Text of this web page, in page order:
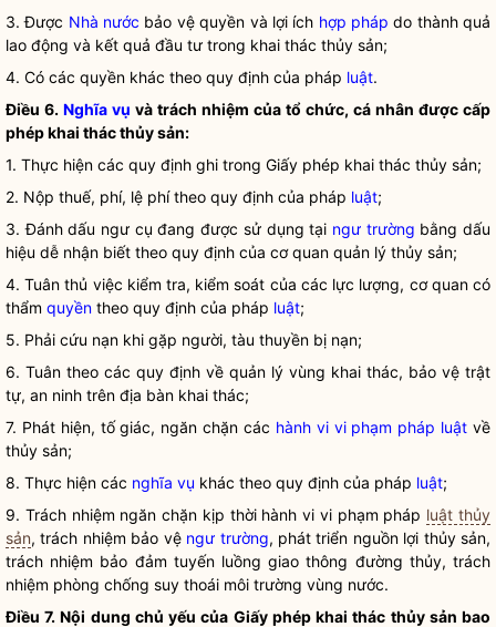
3. Được Nhà nước bảo vệ quyền và lợi ích hợp pháp do thành quả
lao động và kết quả đầu tư trong khai thác thủy sản;
4. Có các quyền khác theo quy định của pháp luật.
Điều 6. Nghĩa vụ và trách nhiệm của tổ chức, cá nhân được cấp
phép khai thác thủy sản:
1. Thực hiện các quy định ghi trong Giấy phép khai thác thủy sản;
2. Nộp thuế, phí, lệ phí theo quy định của pháp luật;
3. Đánh dấu ngư cụ đang được sử dụng tại ngư trường bằng dấu
hiệu dễ nhận biết theo quy định của cơ quan quản lý thủy sản;
4. Tuân thủ việc kiểm tra, kiểm soát của các lực lượng, cơ quan có
thẩm quyền theo quy định của pháp luật;
5. Phải cứu nạn khi gặp người, tàu thuyền bị nạn;
6. Tuân theo các quy định về quản lý vùng khai thác, bảo vệ trật
tự, an ninh trên địa bàn khai thác;
7. Phát hiện, tố giác, ngăn chặn các hành vi vi phạm pháp luật về
thủy sản;
8. Thực hiện các nghĩa vụ khác theo quy định của pháp luật;
9. Trách nhiệm ngăn chặn kịp thời hành vi vi phạm pháp luật thủy
sản, trách nhiệm bảo vệ ngư trường, phát triển nguồn lợi thủy sản,
trách nhiệm bảo đảm tuyến luồng giao thông đường thủy, trách
nhiệm phòng chống suy thoái môi trường vùng nước.
Điều 7. Nội dung chủ yếu của Giấy phép khai thác thủy sản bao